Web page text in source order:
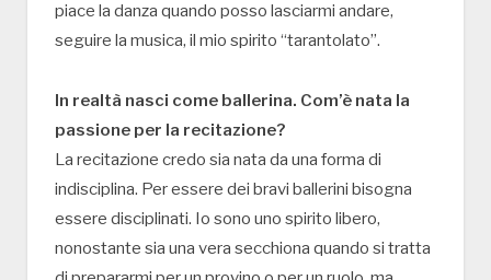
piace la danza quando posso lasciarmi andare,
seguire la musica, il mio spirito “tarantolato”.
In realtà nasci come ballerina. Com’è nata la
passione per la recitazione?
La recitazione credo sia nata da una forma di
indisciplina. Per essere dei bravi ballerini bisogna
essere disciplinati. Io sono uno spirito libero,
nonostante sia una vera secchiona quando si tratta